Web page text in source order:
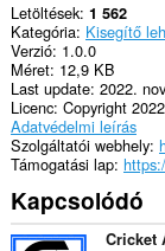
Letöltések 1 562
Kategória Kisegítő
Verzió 1.0.0
Méret 12,9 KB
Last update 2022.
Licenc Copyright
Adatvédelmi leírás
Szolgáltatói webhely
Támogatási lap
Kapcsolódó
Cricket